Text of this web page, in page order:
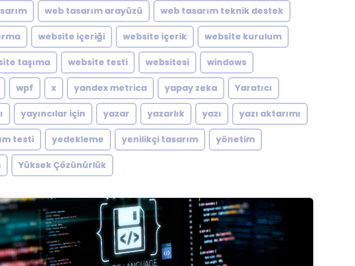
web tasarım arayüzü web tasarım teknik destek
website içeriği website içerik website kurulum
taşıma website testi websitesi windows
wpf x yandex metrica yapay zeka Yaratıcı
yayıncılar için yazar yazarlık yazı yazı aktarımı
testi yedekleme yenilikçi tasarım yönetim
Yüksek Çözünürlük